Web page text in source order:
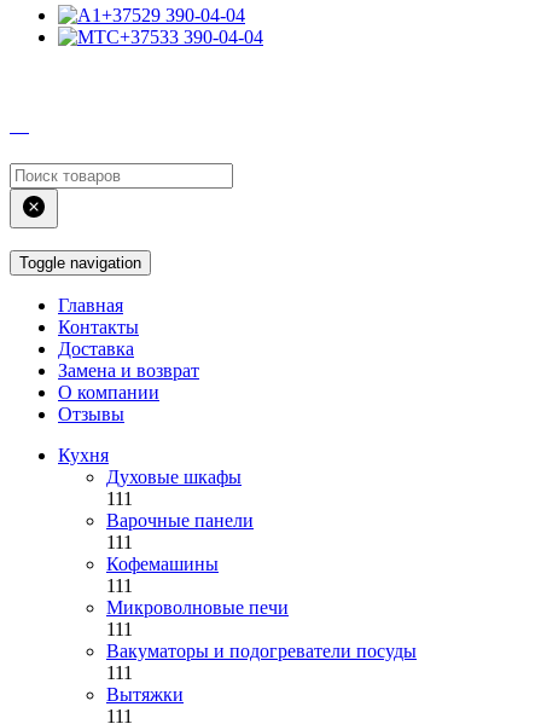
+37529 390-04-04
+37533 390-04-04
Toggle navigation
Главная
Контакты
Доставка
Замена и возврат
О компании
Отзывы
Кухня
Духовые шкафы
111
Варочные панели
111
Кофемашины
111
Микроволновые печи
111
Вакуматоры и подогреватели посуды
111
Вытяжки
111